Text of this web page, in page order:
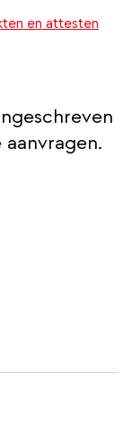
en attesten